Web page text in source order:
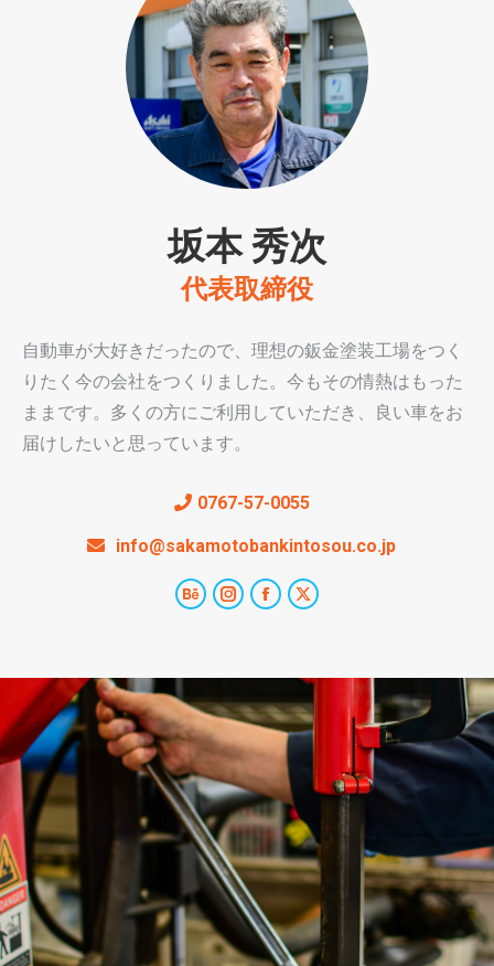
坂本 秀次
代表取締役
自動車が大好きだったので、理想の鈑金塗装工場をつく
りたく今の会社をつくりました。今もその情熱はもった
ままです。多くの方にご利用していただき、良い車をお
届けしたいと思っています。
0767-57-0055
info@sakamotobankintosou.co.jp
BehanceInstagramFacebook
X